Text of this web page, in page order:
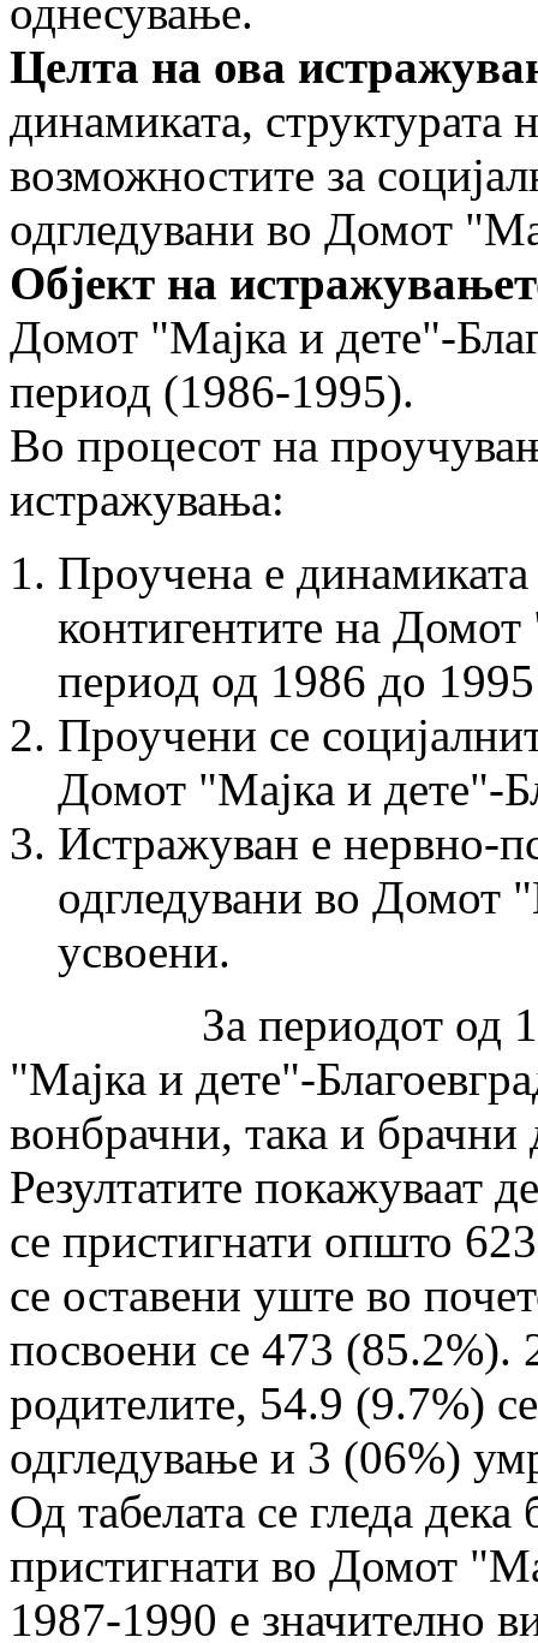
однесување.
Целта на ова
динамиката, структу­рата
возможностите за
одгледувани во Домот
Објект на
Домот "Мајка и дете"-
период (1986-1995).
Во процесот на
истражувања:
Проучена е динамиката
контигентите на Домот
период од 1986 до
Проучени се
Домот "Мајка и дете"-
Истражуван е нервно-
одгледувани во Домот
усвоени.
За периодот од
"Мајка и дете"-
вонбрачни, така и брачни
Резултатите покажуваат
се прис­тиг­нати општо
се оставени уште во
посвоени се 473 (85.2%).
родителите, 54.9 (9.7%)
одгледување и 3 (06%)
Од табелата се гледа
пристигнати во Домот
1987-1990 е значително